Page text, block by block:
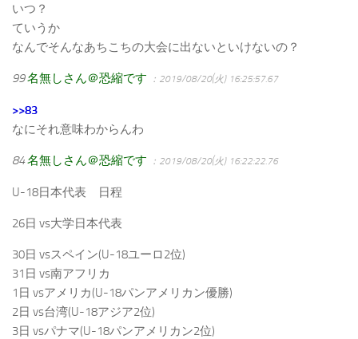
いつ？
ていうか
なんでそんなあちこちの大会に出ないといけないの？
99名無しさん＠恐縮です ：2019/08/20(火) 16:25:57.67
>>83
なにそれ意味わからんわ
84名無しさん＠恐縮です ：2019/08/20(火) 16:22:22.76
U-18日本代表 日程
26日 vs大学日本代表
30日 vsスペイン(U-18ユーロ2位)
31日 vs南アフリカ
1日 vsアメリカ(U-18パンアメリカン優勝)
2日 vs台湾(U-18アジア2位)
3日 vsパナマ(U-18パンアメリカン2位)